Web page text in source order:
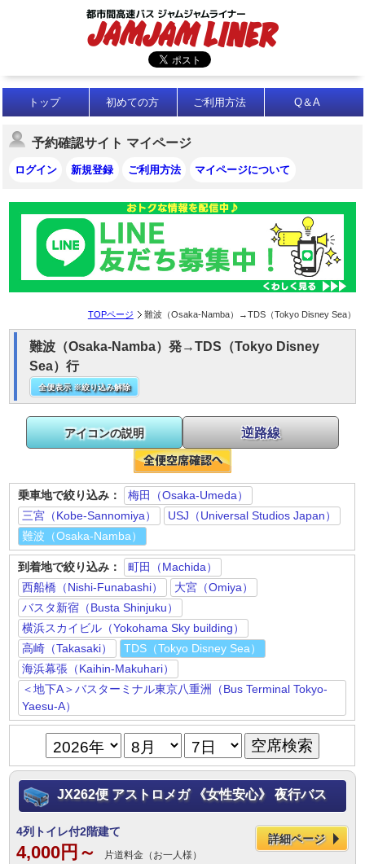
トップ 初めての方 ご利用方法 Q＆A
予約確認サイト マイページ
ログイン 新規登録 ご利用方法 マイページについて
TOPページ 難波（Osaka-Namba）→TDS（Tokyo Disney Sea）
難波（Osaka-Namba）発→TDS（Tokyo Disney
Sea）行
全便表示 ※絞り込み解除
乗車地で絞り込み：
梅田（Osaka-Umeda）
三宮（Kobe-Sannomiya）
USJ（Universal Studios Japan）
難波（Osaka-Namba）
到着地で絞り込み：
町田（Machida）
西船橋（Nishi-Funabashi）
大宮（Omiya）
バスタ新宿（Busta Shinjuku）
横浜スカイビル（Yokohama Sky building）
高崎（Takasaki）
TDS（Tokyo Disney Sea）
海浜幕張（Kaihin-Makuhari）
＜地下A＞バスターミナル東京八重洲（Bus Terminal Tokyo-
Yaesu-A）
アイコンの説明 逆路線
JX262便 アストロメガ 《女性安心》 夜行バス
4列トイレ付2階建て
4,000円～ 片道料金（お一人様）
詳細ページ